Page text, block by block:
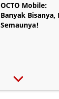
OCTO Mobile:
Banyak Bisanya,
Semaunya!